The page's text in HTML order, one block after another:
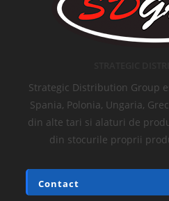
Strategic Distribution Group
Spania, Polonia, Ungaria,
din alte tari si alaturi de
din stocurile proprii
Contact